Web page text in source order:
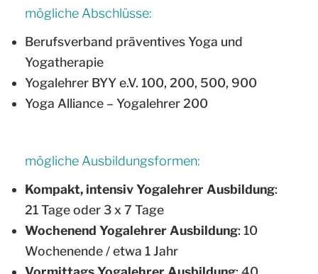
mögliche Abschlüsse:
Berufsverband präventives Yoga und
Yogatherapie
Yogalehrer BYY e.V. 100, 200, 500, 900
Yoga Alliance – Yogalehrer 200
mögliche Ausbildungsformen:
Kompakt, intensiv Yogalehrer Ausbildung:
21 Tage oder 3 x 7 Tage
Wochenend Yogalehrer Ausbildung: 10
Wochenende / etwa 1 Jahr